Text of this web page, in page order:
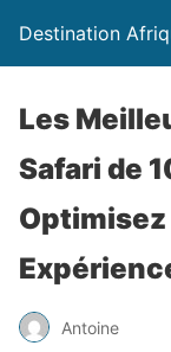
Destination
Les
Safari de
Antoine